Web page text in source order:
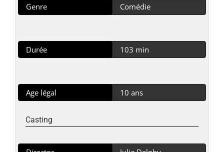
Genre Comédie
Durée 103 min
Age légal 10 ans
Casting